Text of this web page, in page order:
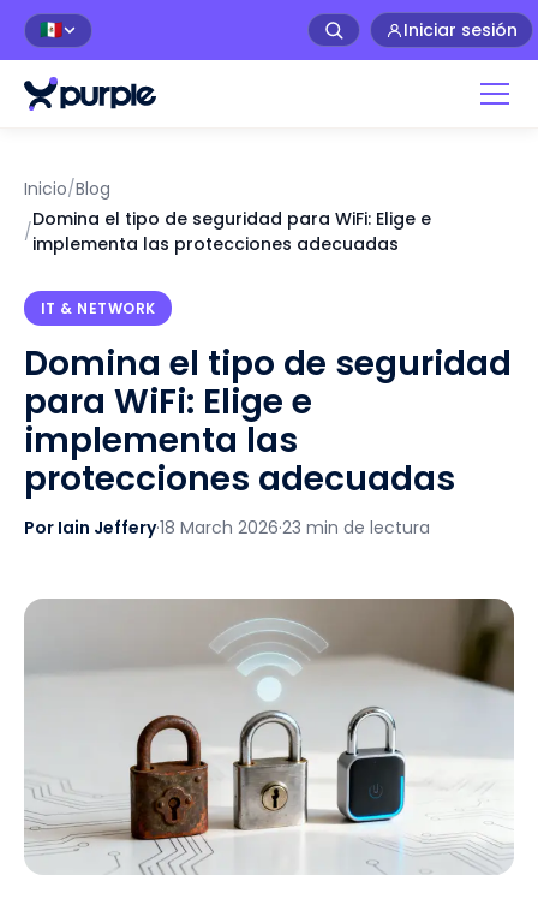
🇲🇽 Iniciar sesión
Inicio/Blog
/
Domina el tipo de seguridad para WiFi: Elige e
implementa las protecciones adecuadas
IT & NETWORK
Domina el tipo de seguridad
para WiFi: Elige e
implementa las
protecciones adecuadas
Por Iain Jeffery·18 March 2026·23 min de lectura